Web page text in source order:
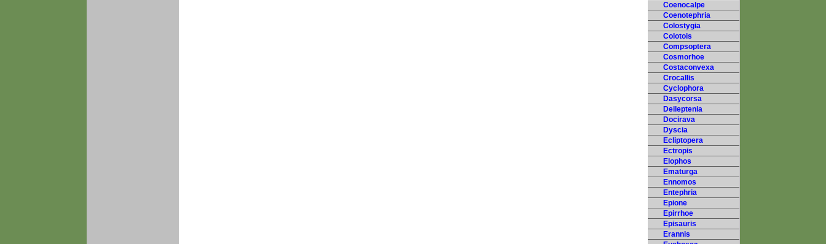
Coenocalpe
Coenotephria
Colostygia
Colotois
Compsoptera
Cosmorhoe
Costaconvexa
Crocallis
Cyclophora
Dasycorsa
Deileptenia
Docirava
Dyscia
Ecliptopera
Ectropis
Elophos
Ematurga
Ennomos
Entephria
Epione
Epirrhoe
Episauris
Erannis